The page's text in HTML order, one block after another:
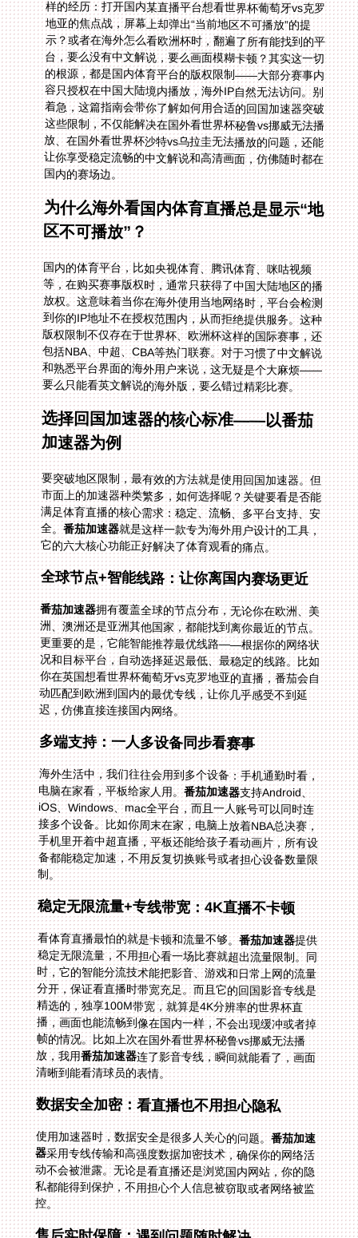
国内的赛场边。
为什么海外看国内体育直播总是显示“地
区不可播放”？
国内的体育平台，比如央视体育、腾讯体育、咪咕视频
等，在购买赛事版权时，通常只获得了中国大陆地区的播
放权。这意味着当你在海外使用当地网络时，平台会检测
到你的IP地址不在授权范围内，从而拒绝提供服务。这种
版权限制不仅存在于世界杯、欧洲杯这样的国际赛事，还
包括NBA、中超、CBA等热门联赛。对于习惯了中文解说
和熟悉平台界面的海外用户来说，这无疑是个大麻烦——
要么只能看英文解说的海外版，要么错过精彩比赛。
选择回国加速器的核心标准——以番茄
加速器为例
要突破地区限制，最有效的方法就是使用回国加速器。但
市面上的加速器种类繁多，如何选择呢？关键要看是否能
满足体育直播的核心需求：稳定、流畅、多平台支持、安
全。番茄加速器就是这样一款专为海外用户设计的工具，
它的六大核心功能正好解决了体育观看的痛点。
全球节点+智能线路：让你离国内赛场更近
番茄加速器拥有覆盖全球的节点分布，无论你在欧洲、美
洲、澳洲还是亚洲其他国家，都能找到离你最近的节点。
更重要的是，它能智能推荐最优线路——根据你的网络状
况和目标平台，自动选择延迟最低、最稳定的线路。比如
你在英国想看世界杯葡萄牙vs克罗地亚的直播，番茄会自
动匹配到欧洲到国内的最优专线，让你几乎感受不到延
迟，仿佛直接连接国内网络。
多端支持：一人多设备同步看赛事
海外生活中，我们往往会用到多个设备：手机通勤时看，
电脑在家看，平板给家人用。番茄加速器支持Android、
iOS、Windows、mac全平台，而且一人账号可以同时连
接多个设备。比如你周末在家，电脑上放着NBA总决赛，
手机里开着中超直播，平板还能给孩子看动画片，所有设
备都能稳定加速，不用反复切换账号或者担心设备数量限
制。
稳定无限流量+专线带宽：4K直播不卡顿
看体育直播最怕的就是卡顿和流量不够。番茄加速器提供
稳定无限流量，不用担心看一场比赛就超出流量限制。同
时，它的智能分流技术能把影音、游戏和日常上网的流量
分开，保证看直播时带宽充足。而且它的回国影音专线是
精选的，独享100M带宽，就算是4K分辨率的世界杯直
播，画面也能流畅到像在国内一样，不会出现缓冲或者掉
帧的情况。比如上次在国外看世界杯秘鲁vs挪威无法播
放，我用番茄加速器连了影音专线，瞬间就能看了，画面
清晰到能看清球员的表情。
数据安全加密：看直播也不用担心隐私
使用加速器时，数据安全是很多人关心的问题。番茄加速
器采用专线传输和高强度数据加密技术，确保你的网络活
动不会被泄露。无论是看直播还是浏览国内网站，你的隐
私都能得到保护，不用担心个人信息被窃取或者网络被监
控。